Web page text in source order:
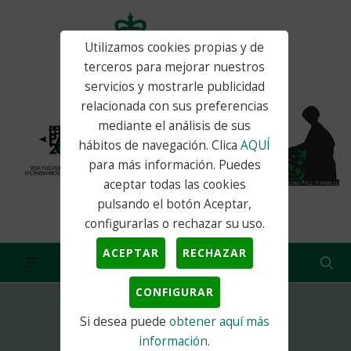
Utilizamos cookies propias y de
terceros para mejorar nuestros
servicios y mostrarle publicidad
relacionada con sus preferencias
mediante el análisis de sus
hábitos de navegación. ClicaAQUÍ
para más información. Puedes
aceptar todas las cookies
pulsando el botón Aceptar,
configurarlas o rechazar su uso.
ACEPTAR RECHAZAR
CONFIGURAR
Si desea puede obtener aquí más
información.
Inicio Actualidad
Noticias
LA NOCHE DE LOS CANTAUTORES